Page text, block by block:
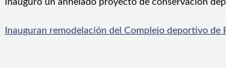
inauguró un anhelado proyecto de conservación
Inauguran remodelación del Complejo deportivo de